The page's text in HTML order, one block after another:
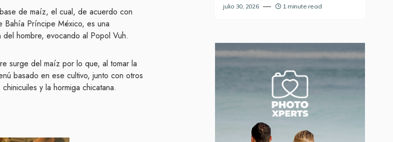
de maíz, el cual, de acuerdo con
Bahía Príncipe México, es una
hombre, evocando al Popol Vuh.
surge del maíz por lo que, al tomar la
basado en ese cultivo, junto con otros
y la hormiga chicatana.
julio 30, 2026 1 minute read